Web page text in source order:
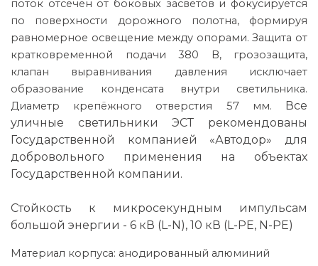
поток отсечен от боковых засветов и фокусируется
по поверхности дорожного полотна, формируя
равномерное освещение между опорами. Защита от
кратковременной подачи 380 В, грозозащита,
клапан выравнивания давления исключает
образование конденсата внутри светильника.
Диаметр крепёжного отверстия 57 мм. Все
уличные светильники ЭСТ рекомендованы
Государственной компанией «Автодор» для
добровольного применения на объектах
Государственной компании.
Стойкость к микросекундным импульсам
большой энергии - 6 кВ (L-N), 10 кВ (L-PE, N-PE)
Материал корпуса: анодированный алюминий